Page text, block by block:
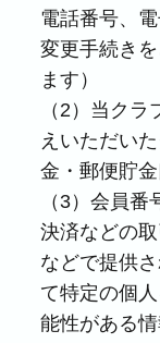
電話番号、
変更手続き
ます）
（2）当ク
えいただい
金・郵便貯
（3）会員
決済などの
などで提供
て特定の個
能性がある情